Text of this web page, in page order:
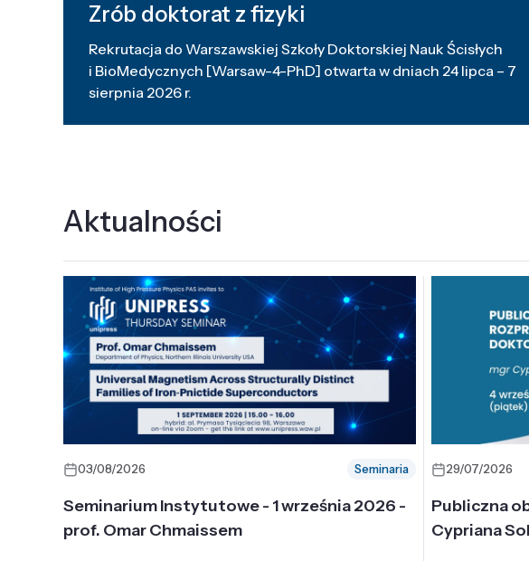
Zrób doktorat z fizyki
Rekrutacja do Warszawskiej Szkoły Doktorskiej Nauk Ścisłych
i BioMedycznych [Warsaw-4-PhD] otwarta w dniach 24 lipca – 7
sierpnia 2026 r.
Aktualności
03/08/2026 Seminaria
Seminarium Instytutowe - 1 września 2026 -
prof. Omar Chmaissem
29/07/2026
Publiczna
Cypriana